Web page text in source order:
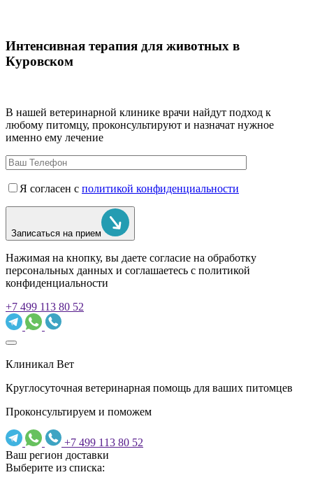
Интенсивная терапия для животных в
Куровском
В нашей ветеринарной клинике врачи найдут подход к
любому питомцу, проконсультируют и назначат нужное
именно ему лечение
Я согласен с политикой конфиденциальности
Записаться на прием
Нажимая на кнопку, вы даете согласие на обработку
персональных данных и соглашаетесь c политикой
конфиденциальности
+7 499 113 80 52
Клиникал Вет
Круглосуточная ветеринарная помощь для ваших питомцев
Проконсультируем и поможем
+7 499 113 80 52
Ваш регион доставки
Выберите из списка: